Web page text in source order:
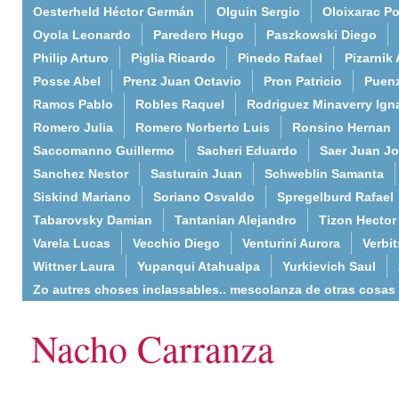
Oesterheld Héctor Germán Olguin Sergio
Oloixarac
Oyola Leonardo
Paredero Hugo
Paszkowski Diego
Philip Arturo
Piglia Ricardo Pinedo Rafael
Pizarnik
Posse Abel
Prenz Juan Octavio Pron Patricio
Ramos Pablo
Robles Raquel
Rodriguez Minaverry
Romero Julia
Romero Norberto Luis
Ronsino Hernan
Saccomanno Guillermo
Sacheri Eduardo
Saer Juan
Sanchez Nestor
Sasturain Juan
Schweblin Samanta
Siskind Mariano
Soriano Osvaldo
Spregelburd Rafael
Tabarovsky Damian
Tantanian Alejandro
Tizon Hector
Varela Lucas
Vecchio Diego Venturini Aurora
Wittner Laura
Yupanqui Atahualpa Yurkievich Saul
Zo autres choses inclassables.. mescolanza de otras cosas
Nacho Carranza